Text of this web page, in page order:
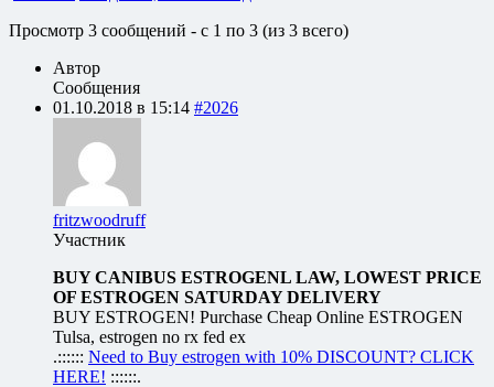
Просмотр 3 сообщений - с 1 по 3 (из 3 всего)
Автор
Сообщения
01.10.2018 в 15:14 #2026
fritzwoodruff
Участник
BUY CANIBUS ESTROGENL LAW, LOWEST PRICE
OF ESTROGEN SATURDAY DELIVERY
BUY ESTROGEN! Purchase Cheap Online ESTROGEN
Tulsa, estrogen no rx fed ex
.:::::: Need to Buy estrogen with 10% DISCOUNT? CLICK
HERE! ::::::.